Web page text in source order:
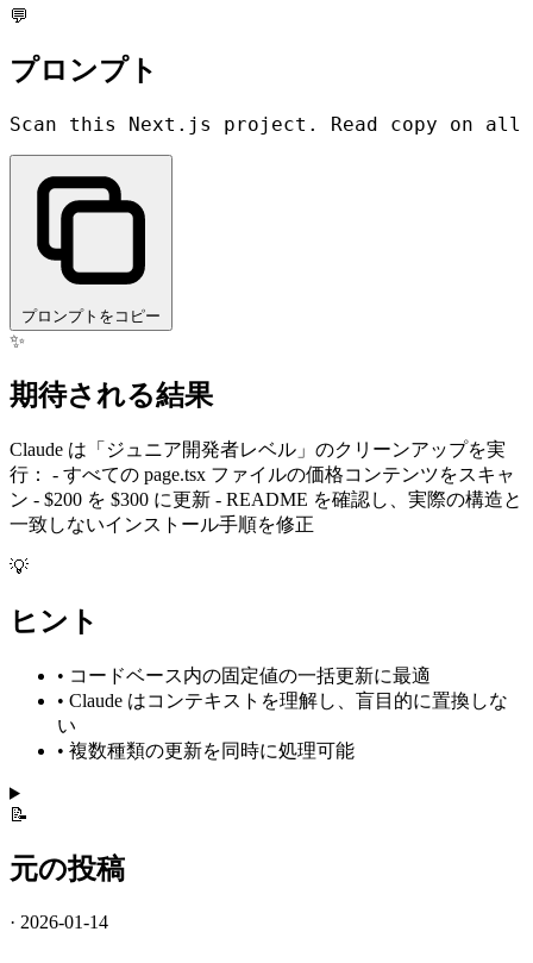
💬
プロンプト
プロンプトをコピー
✨
期待される結果
Claude は「ジュニア開発者レベル」のクリーンアップを実
行： - すべての page.tsx ファイルの価格コンテンツをスキャ
ン - $200 を $300 に更新 - README を確認し、実際の構造と
一致しないインストール手順を修正
💡
ヒント
• コードベース内の固定値の一括更新に最適
• Claude はコンテキストを理解し、盲目的に置換しな
い
• 複数種類の更新を同時に処理可能
📝
元の投稿
· 2026-01-14